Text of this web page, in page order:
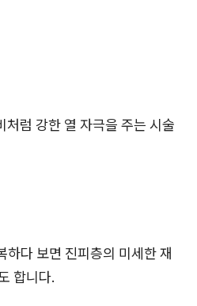
럼 강한 열 자극을 주는 시술
다 보면 진피층의 미세한 재
합니다.